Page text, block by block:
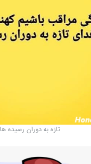
تازه به دوران رسیده ها